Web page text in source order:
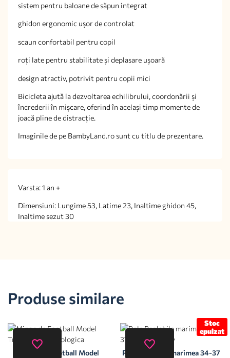
sistem pentru baloane de săpun integrat
ghidon ergonomic ușor de controlat
scaun confortabil pentru copil
roți late pentru stabilitate și deplasare ușoară
design atractiv, potrivit pentru copii mici
Bicicleta ajută la dezvoltarea echilibrului, coordonării și
încrederii în mișcare, oferind în același timp momente de
joacă pline de distracție.
Imaginile de pe BambyLand.ro sunt cu titlu de prezentare.
Varsta: 1 an +
Dimensiuni: Lungime 53, Latime 23, Inaltime ghidon 45,
Inaltime sezut 30
Produse similare
Minge de Football Model
Stoc
epuizat
Role Reglabile marimea 34-37